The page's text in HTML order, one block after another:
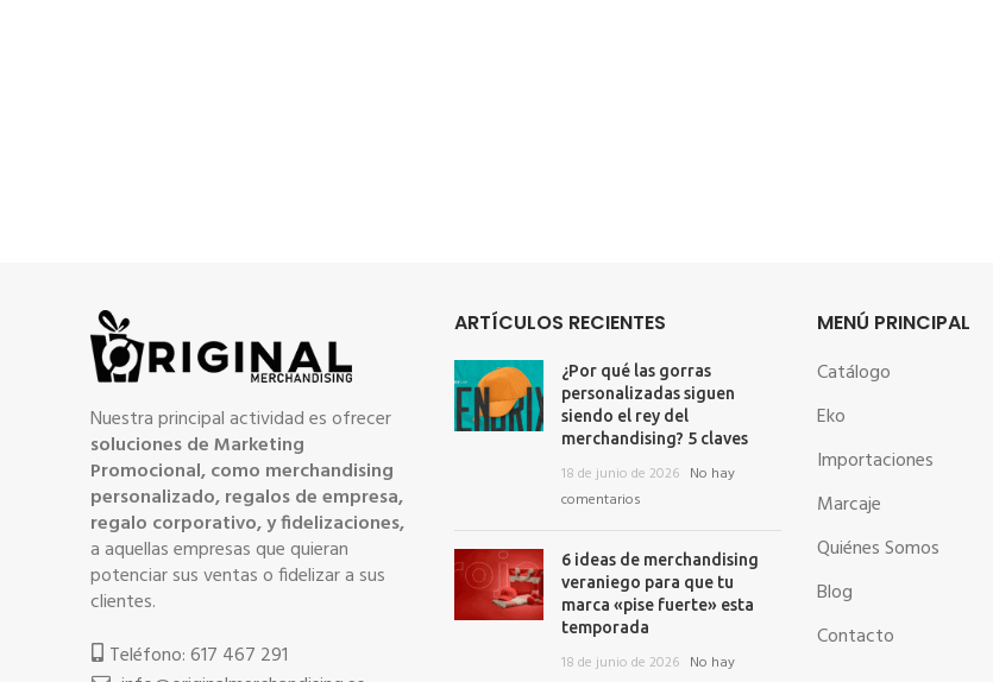
Nuestra principal actividad es ofrecer
soluciones de Marketing
Promocional, como merchandising
personalizado, regalos de empresa,
regalo corporativo, y fidelizaciones,
a aquellas empresas que quieran
potenciar sus ventas o fidelizar a sus
clientes.
Teléfono: 617 467 291
ARTÍCULOS RECIENTES
¿Por qué las gorras
personalizadas siguen
siendo el rey del
merchandising? 5 claves
18 de junio de 2026 No hay
comentarios
6 ideas de merchandising
veraniego para que tu
marca «pise fuerte» esta
temporada
18 de junio de 2026 No hay
MENÚ PRINCIPAL
Catálogo
Eko
Importaciones
Marcaje
Quiénes Somos
Blog
Contacto